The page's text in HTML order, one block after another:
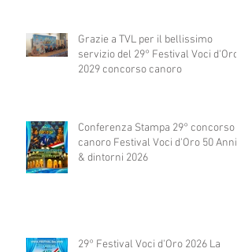
Grazie a TVL per il bellissimo
servizio del 29° Festival Voci d'Oro
2029 concorso canoro
Conferenza Stampa 29° concorso
canoro Festival Voci d'Oro 50 Anni
& dintorni 2026
29° Festival Voci d'Oro 2026 La